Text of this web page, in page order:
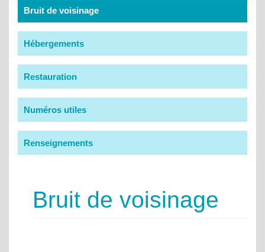
Bruit de voisinage
Hébergements
Restauration
Numéros utiles
Renseignements
Bruit de voisinage